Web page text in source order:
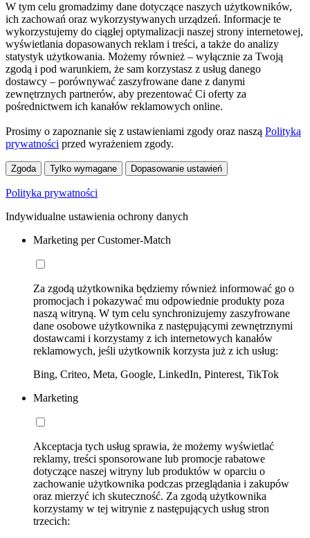
W tym celu gromadzimy dane dotyczące naszych użytkowników,
ich zachowań oraz wykorzystywanych urządzeń. Informacje te
wykorzystujemy do ciągłej optymalizacji naszej strony internetowej,
wyświetlania dopasowanych reklam i treści, a także do analizy
statystyk użytkowania. Możemy również – wyłącznie za Twoją
zgodą i pod warunkiem, że sam korzystasz z usług danego
dostawcy – porównywać zaszyfrowane dane z danymi
zewnętrznych partnerów, aby prezentować Ci oferty za
pośrednictwem ich kanałów reklamowych online.
Prosimy o zapoznanie się z ustawieniami zgody oraz naszą Polityką
prywatności przed wyrażeniem zgody.
Zgoda Tylko wymagane Dopasowanie ustawień
Polityka prywatności
Indywidualne ustawienia ochrony danych
Marketing per Customer-Match
Za zgodą użytkownika będziemy również informować go o
promocjach i pokazywać mu odpowiednie produkty poza
naszą witryną. W tym celu synchronizujemy zaszyfrowane
dane osobowe użytkownika z następującymi zewnętrznymi
dostawcami i korzystamy z ich internetowych kanałów
reklamowych, jeśli użytkownik korzysta już z ich usług:
Bing, Criteo, Meta, Google, LinkedIn, Pinterest, TikTok
Marketing
Akceptacja tych usług sprawia, że możemy wyświetlać
reklamy, treści sponsorowane lub promocje rabatowe
dotyczące naszej witryny lub produktów w oparciu o
zachowanie użytkownika podczas przeglądania i zakupów
oraz mierzyć ich skuteczność. Za zgodą użytkownika
korzystamy w tej witrynie z następujących usług stron
trzecich: